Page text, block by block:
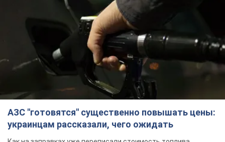
Разведка Британии объяснила ...
Важное